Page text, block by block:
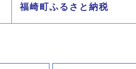
福崎町ふるさと納税